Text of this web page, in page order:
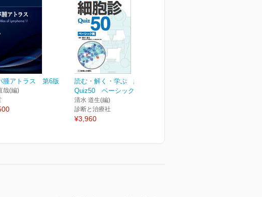
腫アトラス 第6版
哉(編)
読む・解く・学ぶ 細胞診
Quiz50 ベーシック篇
清水 道生(編)
診断と治療社
¥3,960